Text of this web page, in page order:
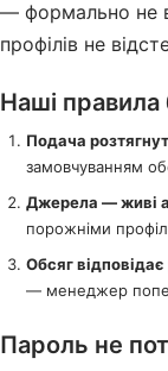
— формально не
профілів не
Наші правила
Подача
замовчуванням
Джерела — живі
порожніми
Обсяг
— менеджер
Пароль не